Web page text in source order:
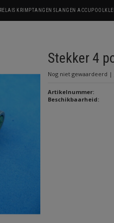
RELAIS KRIMPTANGEN SLANGEN
Stekker 4
Nog niet gewaardeerd |
Artikelnummer:
Beschikbaarheid: